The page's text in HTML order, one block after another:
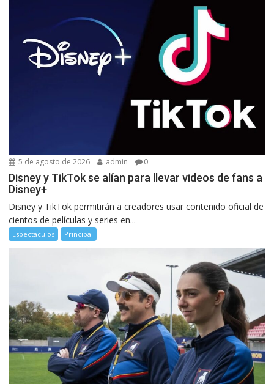
5 de agosto de 2026 admin 0
Disney y TikTok se alían para llevar videos de fans a
Disney+
Disney y TikTok permitirán a creadores usar contenido oficial de
cientos de películas y series en...
Espectáculos Principal